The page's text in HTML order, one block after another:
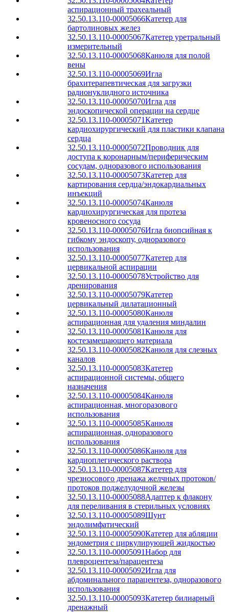
аспирационный трахеальный
32.50.13.110-00005066Катетер для
бартолиновых желез
32.50.13.110-00005067Катетер уретральный
измерительный
32.50.13.110-00005068Канюля для полой
вены
32.50.13.110-00005069Игла
брахитерапевтическая для загрузки
радионуклидного источника
32.50.13.110-00005070Игла для
эндоскопической операции на сердце
32.50.13.110-00005071Катетер
кардиохирургический для пластики клапана
сердца
32.50.13.110-00005072Проводник для
доступа к коронарным/периферическим
сосудам, одноразового использования
32.50.13.110-00005073Катетер для
картирования сердца/эндокардиальных
инъекций
32.50.13.110-00005074Канюля
кардиохирургическая для протеза
кровеносного сосуда
32.50.13.110-00005076Игла биопсийная к
гибкому эндоскопу, одноразового
использования
32.50.13.110-00005077Катетер для
цервикальной аспирации
32.50.13.110-00005078Устройство для
дренирования
32.50.13.110-00005079Катетер
цервикальный дилатационный
32.50.13.110-00005080Канюля
аспирационная для удаления миндалин
32.50.13.110-00005081Канюля для
костезамещающего материала
32.50.13.110-00005082Канюля для слезных
каналов
32.50.13.110-00005083Катетер
аспирационной системы, общего
назначения
32.50.13.110-00005084Канюля
аспирационная, многоразового
использования
32.50.13.110-00005085Канюля
аспирационная, одноразового
использования
32.50.13.110-00005086Канюля для
кардиоплегического раствора
32.50.13.110-00005087Катетер для
чрезносового дренажа желчных протоков/
протоков поджелудочной железы
32.50.13.110-00005088Адаптер к флакону
для переливания в стерильных условиях
32.50.13.110-00005089Шунт
эндолимфатический
32.50.13.110-00005090Катетер для абляции
эндометрия с циркулирующей жидкостью
32.50.13.110-00005091Набор для
плевроцентеза/парацентеза
32.50.13.110-00005092Игла для
абдоминального парацентеза, одноразового
использования
32.50.13.110-00005093Катетер билиарный
дренажный